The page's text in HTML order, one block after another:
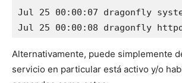
Jul 25 00:00:07 dragonfly
Jul 25 00:00:08 dragonfly
Alternativamente, puede simplemente
servicio en particular está activo y/o